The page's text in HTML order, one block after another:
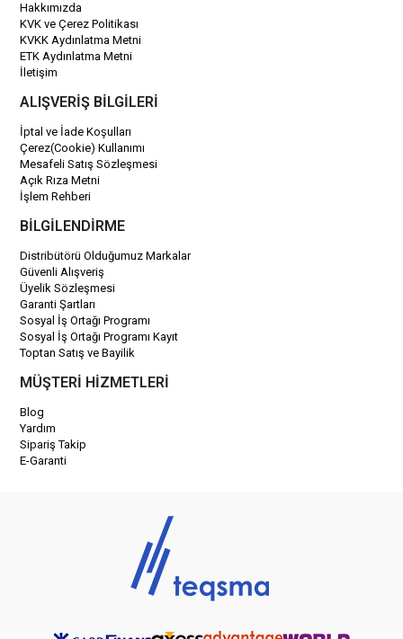
Hakkımızda
KVK ve Çerez Politikası
KVKK Aydınlatma Metni
ETK Aydınlatma Metni
İletişim
ALIŞVERİŞ BİLGİLERİ
İptal ve İade Koşulları
Çerez(Cookie) Kullanımı
Mesafeli Satış Sözleşmesi
Açık Rıza Metni
İşlem Rehberi
BİLGİLENDİRME
Distribütörü Olduğumuz Markalar
Güvenli Alışveriş
Üyelik Sözleşmesi
Garanti Şartları
Sosyal İş Ortağı Programı
Sosyal İş Ortağı Programı Kayıt
Toptan Satış ve Bayilik
MÜŞTERİ HİZMETLERİ
Blog
Yardım
Sipariş Takip
E-Garanti